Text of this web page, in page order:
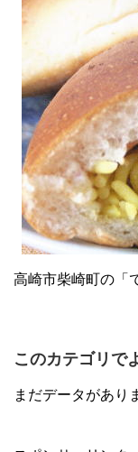
高崎市柴崎町の「
このカテゴリで
まだデータがあり